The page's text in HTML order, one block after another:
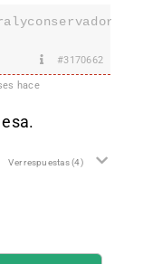
#3170662
hace
Ver respuestas(4)